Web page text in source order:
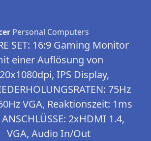
Personal Computers
SET: 16:9 Gaming Monitor
einer Auflösung von
IPS Display,
75Hz
VGA, Reaktionszeit: 1ms
ANSCHLÜSSE: 2xHDMI 1.4,
VGA, Audio In/Out